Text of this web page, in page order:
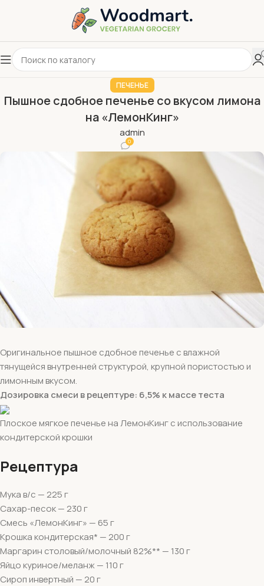
ПЕЧЕНЬЕ
Пышное сдобное печенье со вкусом лимона
на «ЛемонКинг»
admin
0
Оригинальное пышное сдобное печенье с влажной
тянущейся внутренней структурой, крупной пористостью и
лимонным вкусом.
Дозировка смеси в рецептуре: 6,5% к массе теста
Плоское мягкое печенье на ЛемонКинг с использование
кондитерской крошки
Рецептура
Мука в/с — 225 г
Сахар-песок — 230 г
Смесь «ЛемонКинг» — 65 г
Крошка кондитерская* — 200 г
Маргарин столовый/молочный 82%** — 130 г
Яйцо куриное/меланж — 110 г
Сироп инвертный — 20 г